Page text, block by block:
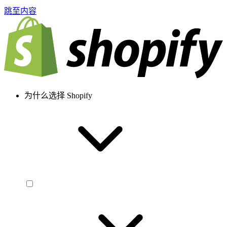
跳至内容
为什么选择 Shopify